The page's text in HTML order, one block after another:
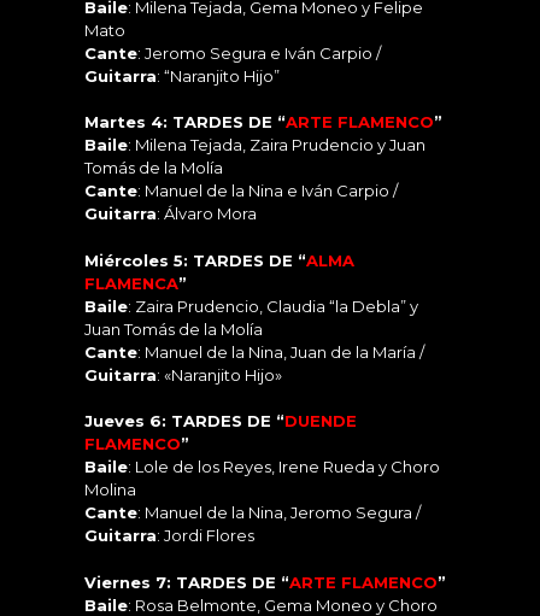
Baile: Milena Tejada, Gema Moneo y Felipe
Mato
Cante: Jeromo Segura e Iván Carpio /
Guitarra: “Naranjito Hijo”
Martes 4: TARDES DE “ARTE FLAMENCO”
Baile: Milena Tejada, Zaira Prudencio y Juan
Tomás de la Molía
Cante: Manuel de la Nina e Iván Carpio /
Guitarra: Álvaro Mora
Miércoles 5: TARDES DE “ALMA
FLAMENCA”
Baile: Zaira Prudencio, Claudia “la Debla” y
Juan Tomás de la Molía
Cante: Manuel de la Nina, Juan de la María /
Guitarra: «Naranjito Hijo»
Jueves 6: TARDES DE “DUENDE
FLAMENCO”
Baile: Lole de los Reyes, Irene Rueda y Choro
Molina
Cante: Manuel de la Nina, Jeromo Segura /
Guitarra: Jordi Flores
Viernes 7: TARDES DE “ARTE FLAMENCO”
Baile: Rosa Belmonte, Gema Moneo y Choro